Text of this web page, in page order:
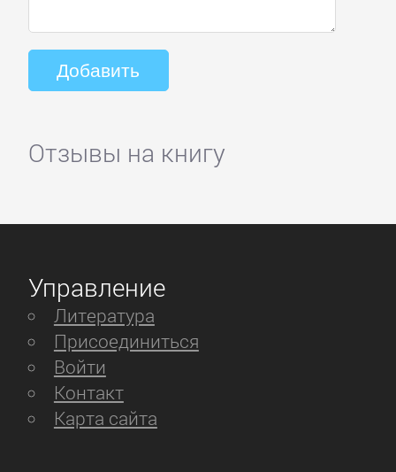
Отзывы на книгу
Управление
Литература
Присоединиться
Войти
Контакт
Карта сайта